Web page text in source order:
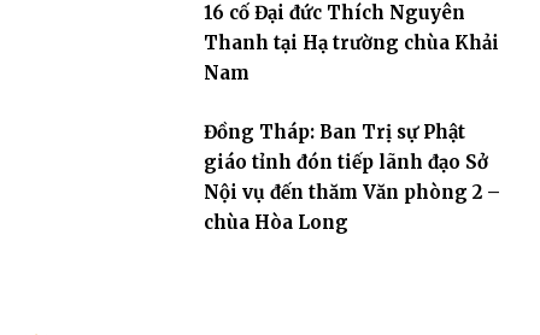
16 cố Đại đức Thích Nguyên
Thanh tại Hạ trường chùa Khải
Nam
Đồng Tháp: Ban Trị sự Phật
giáo tỉnh đón tiếp lãnh đạo Sở
Nội vụ đến thăm Văn phòng 2 –
chùa Hòa Long